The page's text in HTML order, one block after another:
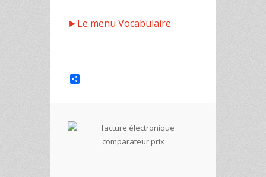
►Le menu Vocabulaire